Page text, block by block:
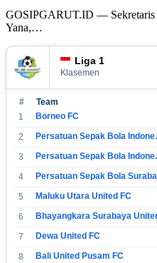
GOSIPGARUT.ID — Sekretaris
Yana,…
Liga 1
Klasemen
# Team
1 Borneo FC
2
3
4
Persatuan Sepak Bola
5
Maluku Utara United FC
6
Bhayangkara Surabaya
7
Dewa United FC
8
Bali United Pusam FC